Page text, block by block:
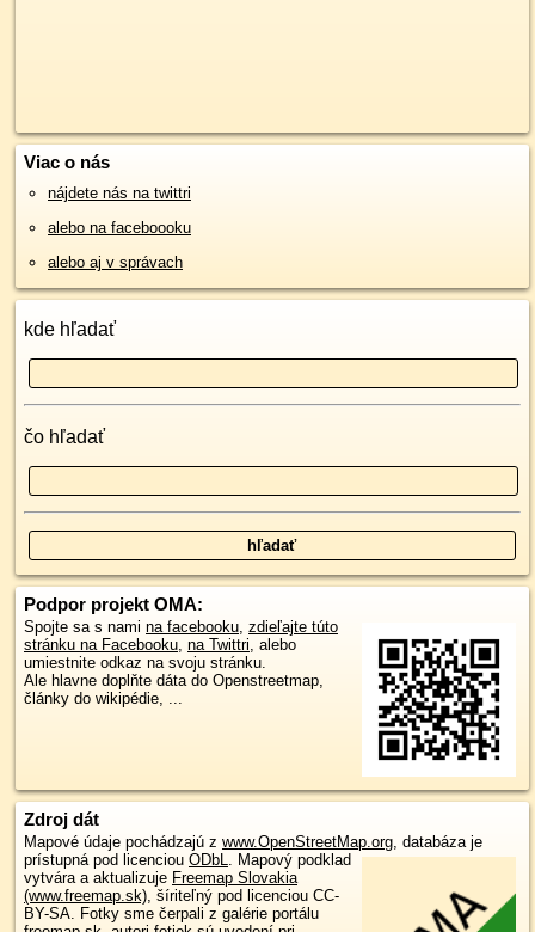
Viac o nás
nájdete nás na twittri
alebo na faceboooku
alebo aj v správach
kde hľadať
čo hľadať
Podpor projekt OMA:
Spojte sa s nami na facebooku, zdieľajte túto
stránku na Facebooku, na Twittri, alebo
umiestnite odkaz na svoju stránku.
Ale hlavne doplňte dáta do Openstreetmap,
články do wikipédie, ...
Zdroj dát
Mapové údaje pochádzajú z www.OpenStreetMap.org, databáza je
prístupná pod licenciou ODbL. Mapový podklad
vytvára a aktualizuje Freemap Slovakia
(www.freemap.sk), šíriteľný pod licenciou CC-
BY-SA. Fotky sme čerpali z galérie portálu